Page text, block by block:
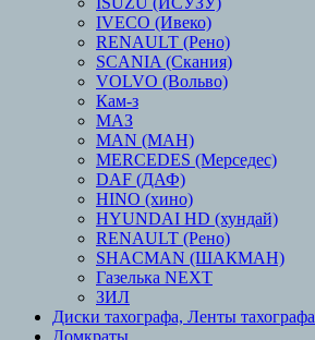
IVECO (Ивеко)
RENAULT (Рено)
SCANIA (Скания)
VOLVO (Вольво)
Кам-з
МАЗ
MAN (МАН)
MERCEDES (Мерседес)
DAF (ДАФ)
HINO (хино)
HYUNDAI HD (хундай)
RENAULT (Рено)
SHACMAN (ШАКМАН)
Газелька NEXT
ЗИЛ
Диски тахографа, Ленты тахографа
Домкраты